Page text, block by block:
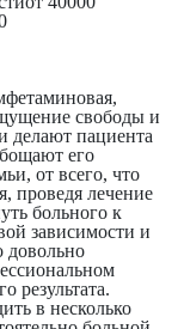
свободы и
делают пациента
его
от всего, что
проведя лечение
больного к
зависимости и
довольно
результата.
в несколько